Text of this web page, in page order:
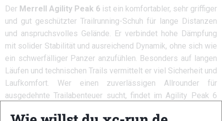
Der Merrell Agility Peak 6 ist ein komfortabler, sehr griffiger
und gut geschützter Trailrunning-Schuh für lange Distanzen
und anspruchsvolles Gelände. Er verbindet hohe Dämpfung
mit solider Stabilität und ausreichend Dynamik, ohne sich wie
ein schwerfälliger Panzer anzufühlen. Besonders auf langen
Läufen und technischen Trails vermittelt er viel Sicherheit und
Laufkomfort. Wer einen zuverlässigen Allrounder für
ausgedehnte Trailabenteuer sucht, findet im Agility Peak 6